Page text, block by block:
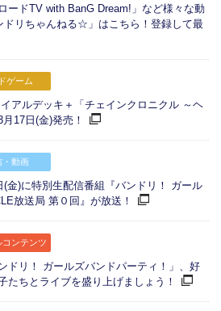
ードTV with BanG Dream!」など様々な動
ドリちゃんねる☆」はこちら！登録して最
ゲーム
アルデッキ＋「チェインクロニクル ～ヘ
17日(金)発売！
・動画
金)に特別生配信番組『バンドリ！ ガール
放送局 第０回』が放送！
コンテンツ
ドリ！ ガールズバンドパーティ！」、好
たちとライブを盛り上げましょう！